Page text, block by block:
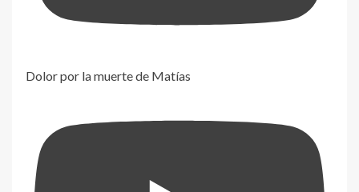
Dolor por la muerte de Matías